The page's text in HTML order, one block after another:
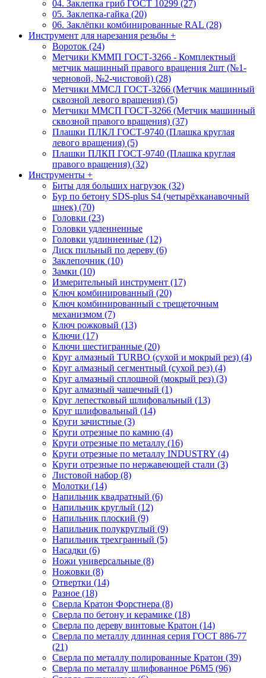
04. Заклепка гриб ГОСТ 10299 (27)
05. Заклепка-гайка (20)
06. Заклёпки комбинированные RAL (28)
Инструмент для нарезания резьбы +
Вороток (24)
Метчики КММП ГОСТ-3266 - Комплектный
метчик машинный правого вращения 2шт (№1-
черновой, №2-чистовой) (28)
Метчики ММСЛ ГОСТ-3266 (Метчик машинный
сквозной левого вращения) (5)
Метчики ММСП ГОСТ-3266 (Метчик машинный
сквозной правого вращения) (37)
Плашки ПЛКЛ ГОСТ-9740 (Плашка круглая
левого вращения) (5)
Плашки ПЛКП ГОСТ-9740 (Плашка круглая
правого вращения) (32)
Инструменты +
Биты для больших нагрузок (32)
Бур по бетону SDS-plus S4 (четырёхканавочный
шнек) (70)
Головки (23)
Головки удленненные
Головки удлинненные (12)
Диск пильный по дереву (6)
Заклепочник (10)
Замки (10)
Измерительный инструмент (17)
Ключ комбинированный (20)
Ключ комбинированный с трещеточным
механизмом (7)
Ключ рожковый (13)
Ключи (17)
Ключи шестигранные (20)
Круг алмазный TURBO (сухой и мокрый рез) (4)
Круг алмазный сегментный (сухой рез) (4)
Круг алмазный сплошной (мокрый рез) (3)
Круг алмазный чашечный (1)
Круг лепестковый шлифовальный (13)
Круг шлифовальный (14)
Круги зачистные (3)
Круги отрезные по камню (4)
Круги отрезные по металлу (16)
Круги отрезные по металлу INDUSTRY (4)
Круги отрезные по нержавеющей стали (3)
Листовой набор (8)
Молотки (14)
Напильник квадратный (6)
Напильник круглый (12)
Напильник плоский (9)
Напильник полукруглый (9)
Напильник трехгранный (5)
Насадки (6)
Ножи универсальные (8)
Ножовки (8)
Отвертки (14)
Разное (18)
Сверла Кратон Форстнера (8)
Сверла по бетону и керамике (18)
Сверла по дереву винтовые Кратон (14)
Сверла по металлу длинная серия ГОСТ 886-77
(21)
Сверла по металлу полированные Кратон (39)
Сверла по металлу шлифованное Р6М5 (96)